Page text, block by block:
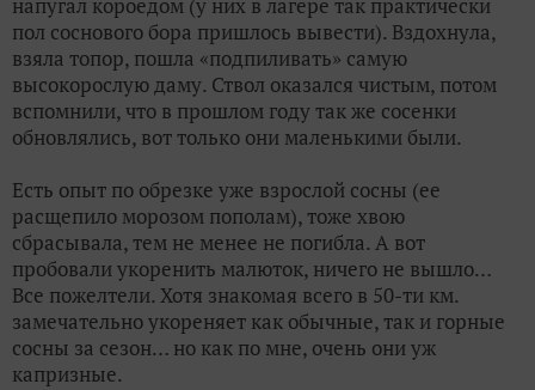
напугал короедом (у них в лагере так практически
пол соснового бора пришлось вывести). Вздохнула,
взяла топор, пошла «подпиливать» самую
высокорослую даму. Ствол оказался чистым, потом
вспомнили, что в прошлом году так же сосенки
обновлялись, вот только они маленькими были.
Есть опыт по обрезке уже взрослой сосны (ее
расщепило морозом пополам), тоже хвою
сбрасывала, тем не менее не погибла. А вот
пробовали укоренить малюток, ничего не вышло…
Все пожелтели. Хотя знакомая всего в 50-ти км.
замечательно укореняет как обычные, так и горные
сосны за сезон… но как по мне, очень они уж
капризные.